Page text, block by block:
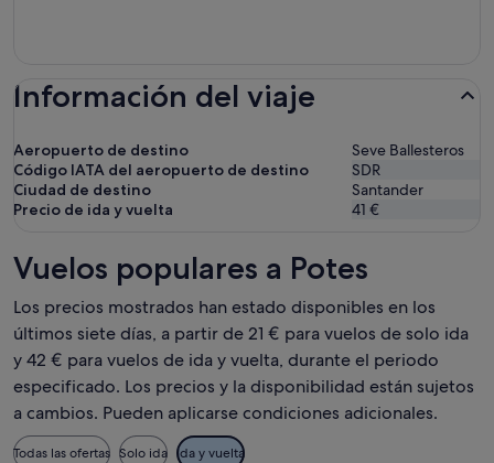
Información del viaje
Aeropuerto de destino
Seve Ballesteros
Código IATA del aeropuerto de destino
SDR
Ciudad de destino
Santander
Precio de ida y vuelta
41 €
Vuelos populares a Potes
Los precios mostrados han estado disponibles en los
últimos siete días, a partir de 21 € para vuelos de solo ida
y 42 € para vuelos de ida y vuelta, durante el periodo
especificado. Los precios y la disponibilidad están sujetos
a cambios. Pueden aplicarse condiciones adicionales.
Todas las ofertas Solo ida Ida y vuelta